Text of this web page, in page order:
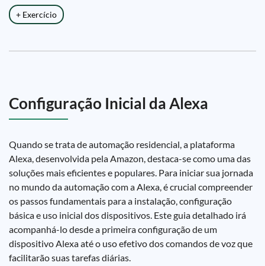
+ Exercício
Configuração Inicial da Alexa
Quando se trata de automação residencial, a plataforma
Alexa, desenvolvida pela Amazon, destaca-se como uma das
soluções mais eficientes e populares. Para iniciar sua jornada
no mundo da automação com a Alexa, é crucial compreender
os passos fundamentais para a instalação, configuração
básica e uso inicial dos dispositivos. Este guia detalhado irá
acompanhá-lo desde a primeira configuração de um
dispositivo Alexa até o uso efetivo dos comandos de voz que
facilitarão suas tarefas diárias.